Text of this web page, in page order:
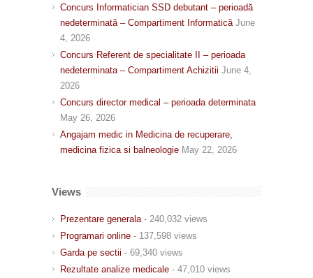
Concurs Informatician SSD debutant – perioadă
nedeterminată – Compartiment Informatică June
4, 2026
Concurs Referent de specialitate II – perioada
nedeterminata – Compartiment Achizitii June 4,
2026
Concurs director medical – perioada determinata
May 26, 2026
Angajam medic in Medicina de recuperare,
medicina fizica si balneologie May 22, 2026
Views
Prezentare generala - 240,032 views
Programari online - 137,598 views
Garda pe sectii - 69,340 views
Rezultate analize medicale - 47,010 views